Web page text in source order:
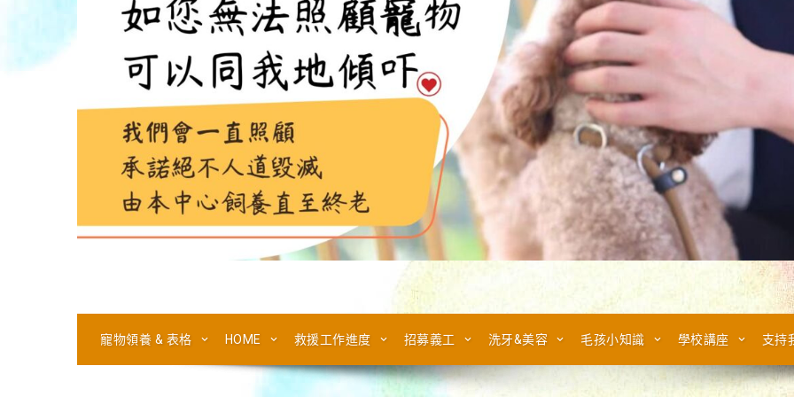
寵物領養 & 表格 HOME 救援工作進度 招募義工 洗牙&美容 毛孩小知識 學校講座 支持